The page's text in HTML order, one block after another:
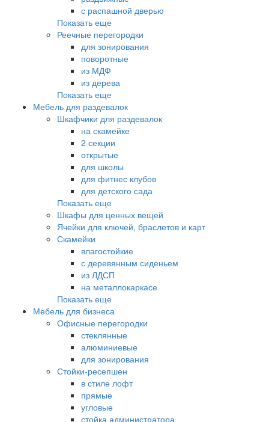
с распашной дверью
Показать еще
Реечные перегородки
для зонирования
поворотные
из МДФ
из дерева
Показать еще
Мебель для раздевалок
Шкафчики для раздевалок
на скамейке
2 секции
открытые
для школы
для фитнес клубов
для детского сада
Показать еще
Шкафы для ценных вещей
Ячейки для ключей, браслетов и карт
Скамейки
влагостойкие
с деревянным сиденьем
из ЛДСП
на металлокаркасе
Показать еще
Мебель для бизнеса
Офисные перегородки
стеклянные
алюминиевые
для зонирования
Стойки-ресепшен
в стиле лофт
прямые
угловые
стойка администратора